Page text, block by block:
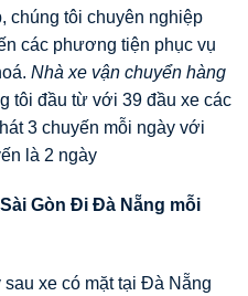
chúng tôi chuyên nghiệp
các phương tiện phục vụ
Nhà xe vận chuyển hàng
tôi đầu từ với 39 đầu xe các
3 chuyến mỗi ngày với
là 2 ngày
Gòn Đi Đà Nẵng mỗi
xe có mặt tại Đà Nẵng